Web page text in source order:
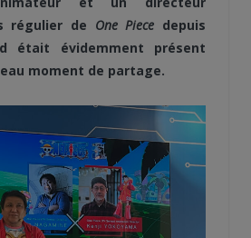
régulier de One Piece depuis
était évidemment présent
moment de partage.